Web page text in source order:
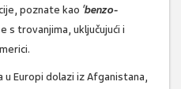
poznate kao ‘benzo-
s trovanjima, uključujući i
u Europi dolazi iz Afganistana,